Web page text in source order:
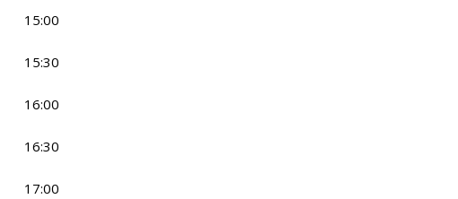
15:00
15:30
16:00
16:30
17:00